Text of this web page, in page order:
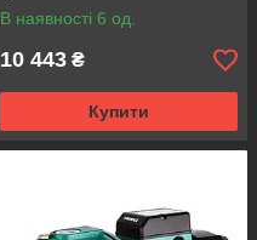
В наявності 6 од.
10 443 ₴
Купити